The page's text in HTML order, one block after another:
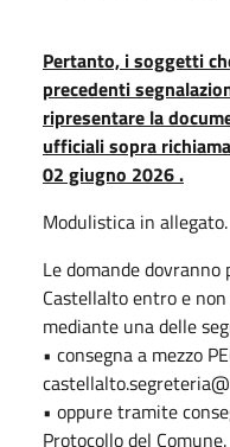
Pertanto, i soggetti
precedenti
ripresentare la
ufficiali sopra
02 giugno 2026 .
Modulistica in allegato.
Le domande
Castellalto entro e
mediante una delle
• consegna a mezzo
• oppure tramite
Protocollo del Comune.